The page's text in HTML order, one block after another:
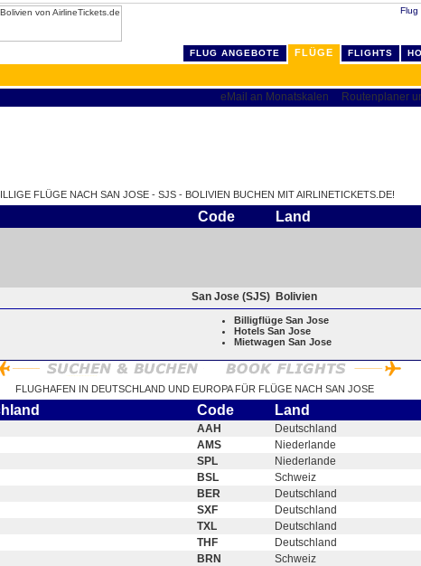
Flug
FLUG ANGEBOTE FLÜGE FLIGHTS
FLÜGE NACH SAN JOSE - SJS - BOLIVIEN BUCHEN MIT AIRLINETICKETS.DE!
Code Land
San Jose (SJS) Bolivien
Billigflüge San Jose
Hotels San Jose
Mietwagen San Jose
FLUGHAFEN IN DEUTSCHLAND UND EUROPA FÜR FLÜGE NACH SAN JOSE
Code Land
AAH
Deutschland
AMS
Niederlande
SPL
Niederlande
BSL
Schweiz
BER
Deutschland
SXF
Deutschland
TXL
Deutschland
THF
Deutschland
BRN
Schweiz